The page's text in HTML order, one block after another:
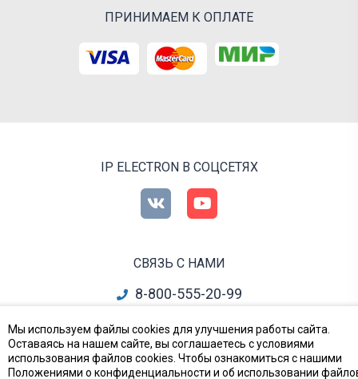
ПРИНИМАЕМ К ОПЛАТЕ
IP ELECTRON В СОЦСЕТЯХ
СВЯЗЬ С НАМИ
8-800-555-20-99
info@ipelectron.ru
все контакты
Мы используем файлы cookies для улучшения работы сайта.
Оставаясь на нашем сайте, вы соглашаетесь с условиями
использования файлов cookies. Чтобы ознакомиться с нашими
Положениями о конфиденциальности и об использовании